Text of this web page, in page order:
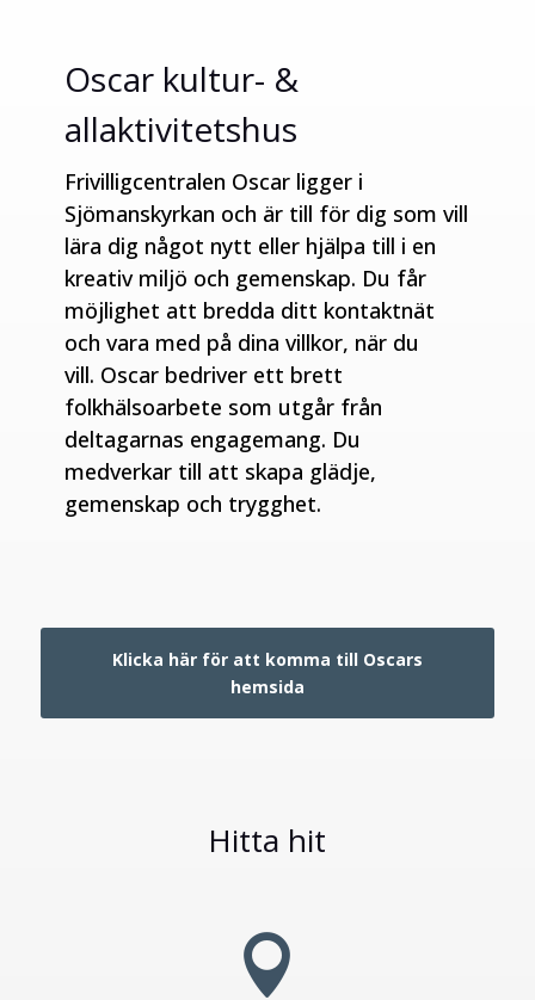
Oscar kultur- &
allaktivitetshus
Frivilligcentralen Oscar ligger i
Sjömanskyrkan och är till för dig som vill
lära dig något nytt eller hjälpa till i en
kreativ miljö och gemenskap. Du får
möjlighet att bredda ditt kontaktnät
och vara med på dina villkor, när du
vill. Oscar bedriver ett brett
folkhälsoarbete som utgår från
deltagarnas engagemang. Du
medverkar till att skapa glädje,
gemenskap och trygghet.
Klicka här för att komma till Oscars
hemsida
Hitta hit
